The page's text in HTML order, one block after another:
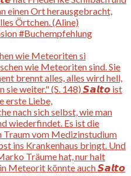
wie Meteoriten si